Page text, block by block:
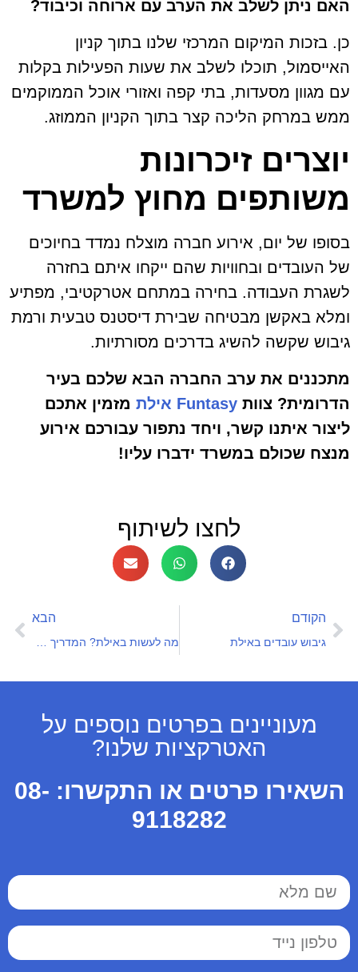
האם ניתן לשלב את הערב עם ארוחה וכיבוד?
כן. בזכות המיקום המרכזי שלנו בתוך קניון
האייסמול, תוכלו לשלב את שעות הפעילות בקלות
עם מגוון מסעדות, בתי קפה ואזורי אוכל הממוקמים
ממש במרחק הליכה קצר בתוך הקניון הממוזג.
יוצרים זיכרונות
משותפים מחוץ למשרד
בסופו של יום, אירוע חברה מוצלח נמדד בחיוכים
של העובדים ובחוויות שהם ייקחו איתם בחזרה
לשגרת העבודה. בחירה במתחם אטרקטיבי, מפתיע
ומלא באקשן מבטיחה שבירת דיסטנס טבעית ורמת
גיבוש שקשה להשיג בדרכים מסורתיות.
מתכננים את ערב החברה הבא שלכם בעיר
הדרומית? צוות Funtasy אילת
מזמין אתכם
ליצור איתנו קשר, ויחד נתפור עבורכם אירוע
מנצח שכולם במשרד ידברו עליו!
לחצו לשיתוף
הקודם
גיבוש עובדים באילת
הבא
מה לעשות באילת? המדריך המלא לחופשה המושלמת
מעוניינים בפרטים נוספים על
האטרקציות שלנו?
השאירו פרטים או התקשרו: 08-
9118282